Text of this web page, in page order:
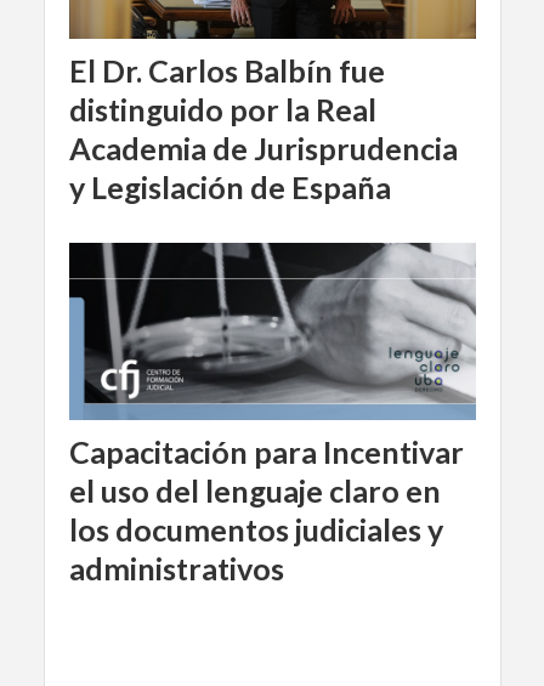
El Dr. Carlos Balbín fue
distinguido por la Real
Academia de Jurisprudencia
y Legislación de España
Capacitación para Incentivar
el uso del lenguaje claro en
los documentos judiciales y
administrativos